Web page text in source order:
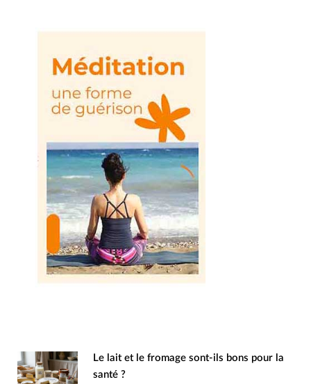
Le lait et le fromage sont-ils bons pour la
santé ?